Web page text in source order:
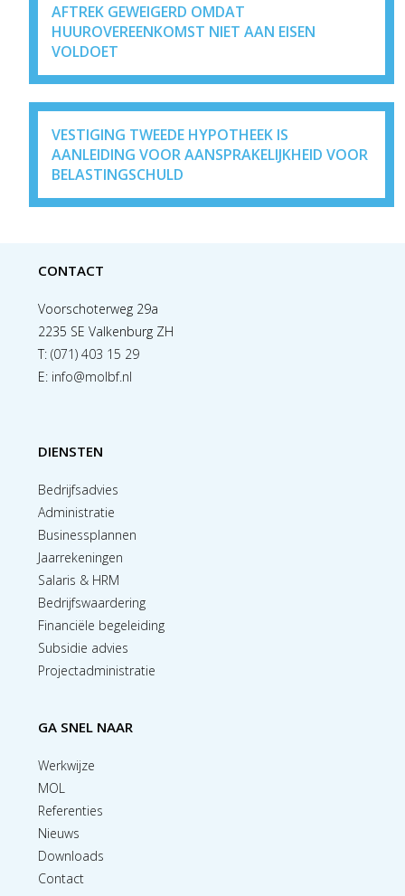
AFTREK GEWEIGERD OMDAT
HUUROVEREENKOMST NIET AAN EISEN
VOLDOET
VESTIGING TWEEDE HYPOTHEEK IS
AANLEIDING VOOR AANSPRAKELIJKHEID VOOR
BELASTINGSCHULD
CONTACT
Voorschoterweg 29a
2235 SE Valkenburg ZH
T:(071) 403 15 29
E: info@molbf.nl
DIENSTEN
Bedrijfsadvies
Administratie
Businessplannen
Jaarrekeningen
Salaris & HRM
Bedrijfswaardering
Financiële begeleiding
Subsidie advies
Projectadministratie
GA SNEL NAAR
Werkwijze
MOL
Referenties
Nieuws
Downloads
Contact